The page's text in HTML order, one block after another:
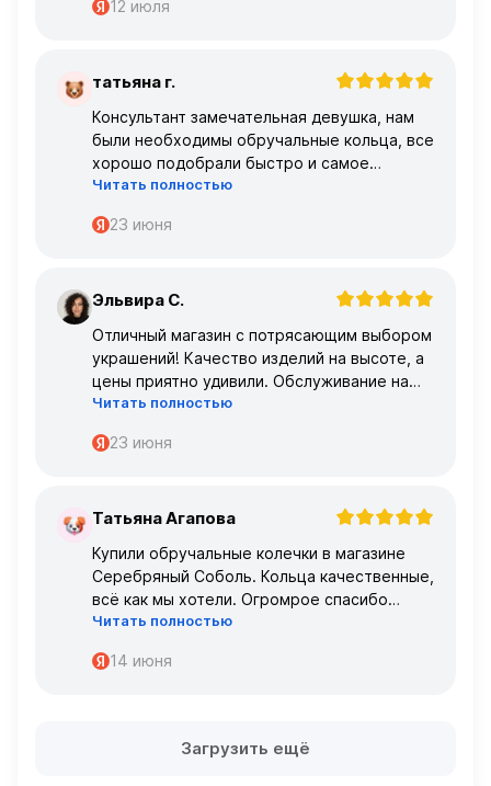
12 июля
Т татьяна г.
Консультант замечательная девушка, нам
были необходимы обручальные кольца, все
хорошо подобрали быстро и самое
главное, что все подошло по размеру с
Читать полностью
23 июня
Э Эльвира С.
Отличный магазин с потрясающим выбором
украшений! Качество изделий на высоте, а
цены приятно удивили. Обслуживание на
высшем уровне – консультанты очень
Читать полностью
23 июня
Т Татьяна Агапова
Купили обручальные колечки в магазине
Серебряный Соболь. Кольца качественные,
всё как мы хотели. Огромрое спасибо
персоналу за работу с нами!
Читать полностью
14 июня
Загрузить ещё